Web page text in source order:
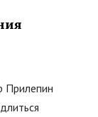
Прилепин